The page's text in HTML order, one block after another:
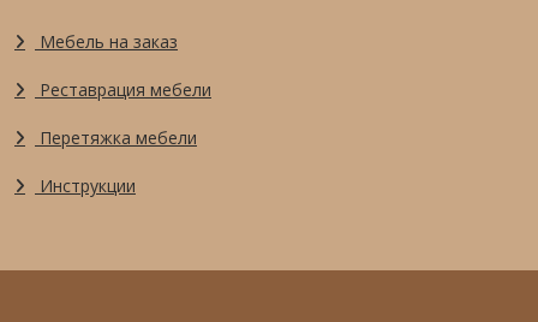
Мебель на заказ
Реставрация мебели
Перетяжка мебели
Инструкции